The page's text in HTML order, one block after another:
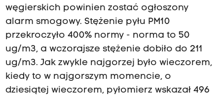
węgierskich powinien zostać ogłoszony
alarm smogowy. Stężenie pyłu PM10
przekroczyło 400% normy - norma to 50
ug/m3, a wczorajsze stężenie dobiło do 211
ug/m3. Jak zwykle najgorzej było wieczorem,
kiedy to w najgorszym momencie, o
dziesiątej wieczorem, pyłomierz wskazał 496